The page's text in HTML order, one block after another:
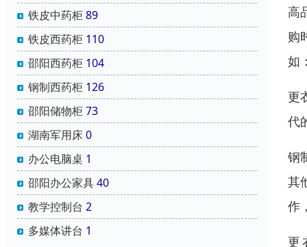
铁皮中药柜89
铁皮西药柜 110
邵阳西药柜 104
钢制西药柜 126
邵阳储物柜73
湖南军用床0
办公电脑桌 1
邵阳办公家具40
教学控制台 2
多媒体讲台 1
高
购
如
更
代
钢
其
作
更